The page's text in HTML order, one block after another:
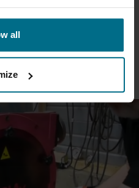
all
reservdelar för alla dina